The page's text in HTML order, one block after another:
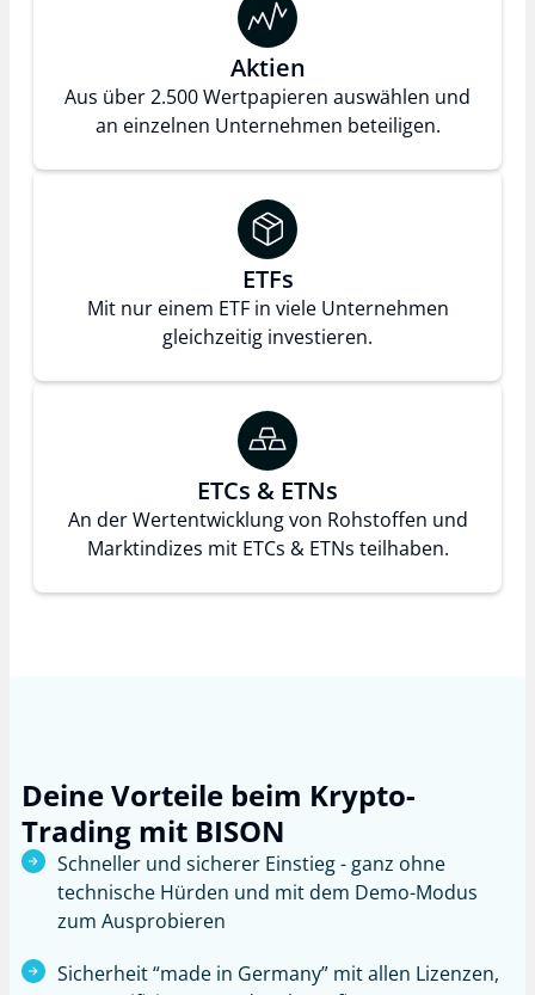
Aktien
Aus über 2.500 Wertpapieren auswählen und
an einzelnen Unternehmen beteiligen.
ETFs
Mit nur einem ETF in viele Unternehmen
gleichzeitig investieren.
ETCs & ETNs
An der Wertentwicklung von Rohstoffen und
Marktindizes mit ETCs & ETNs teilhaben.
Deine Vorteile beim Krypto-
Trading mit BISON
Schneller und sicherer Einstieg - ganz ohne
technische Hürden und mit dem Demo-Modus
zum Ausprobieren
Sicherheit “made in Germany” mit allen Lizenzen,